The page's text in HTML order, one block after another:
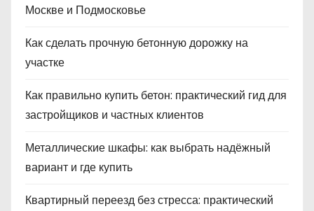
Москве и Подмосковье
Как сделать прочную бетонную дорожку на
участке
Как правильно купить бетон: практический гид для
застройщиков и частных клиентов
Металлические шкафы: как выбрать надёжный
вариант и где купить
Квартирный переезд без стресса: практический